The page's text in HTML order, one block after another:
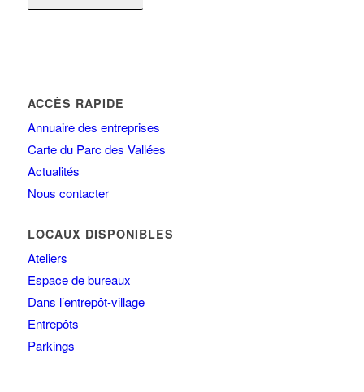
ACCÈS RAPIDE
Annuaire des entreprises
Carte du Parc des Vallées
Actualités
Nous contacter
LOCAUX DISPONIBLES
Ateliers
Espace de bureaux
Dans l’entrepôt-village
Entrepôts
Parkings